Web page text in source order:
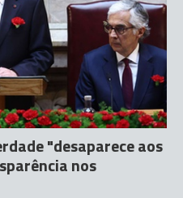
"desaparece aos
nos